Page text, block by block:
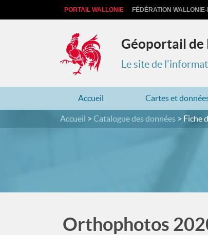
PORTAIL WALLONIE FÉDÉRATION
Géoportail de
Le site de
Accueil Cartes et
Accueil Catalogue des données Fiche
Orthophotos